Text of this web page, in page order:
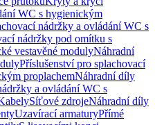
WC s hygienickým
nádržky a ovládání WC s
nádržky pod omítku s
vestavěné modulyNáhradní
Příslušenství pro splachovací
proplachemNáhradní díly
a ovládání WC s
Síťové zdrojeNáhradní díly
Uzavírací armaturyPřímé